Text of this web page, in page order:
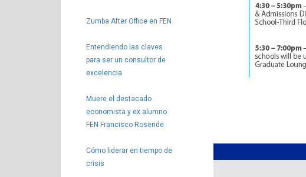
Zumba After Office en FEN
Entendiendo las claves
para ser un consultor de
excelencia
Muere el destacado
economista y ex alumno
FEN Francisco Rosende
Cómo liderar en tiempo de
crisis